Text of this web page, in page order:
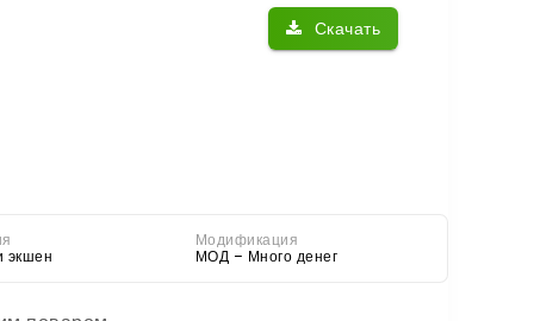
Скачать
экшен
Модификация
МОД – Много денег